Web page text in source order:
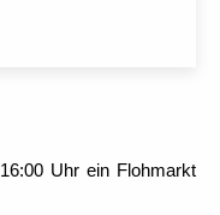
Uhr ein Flohmarkt